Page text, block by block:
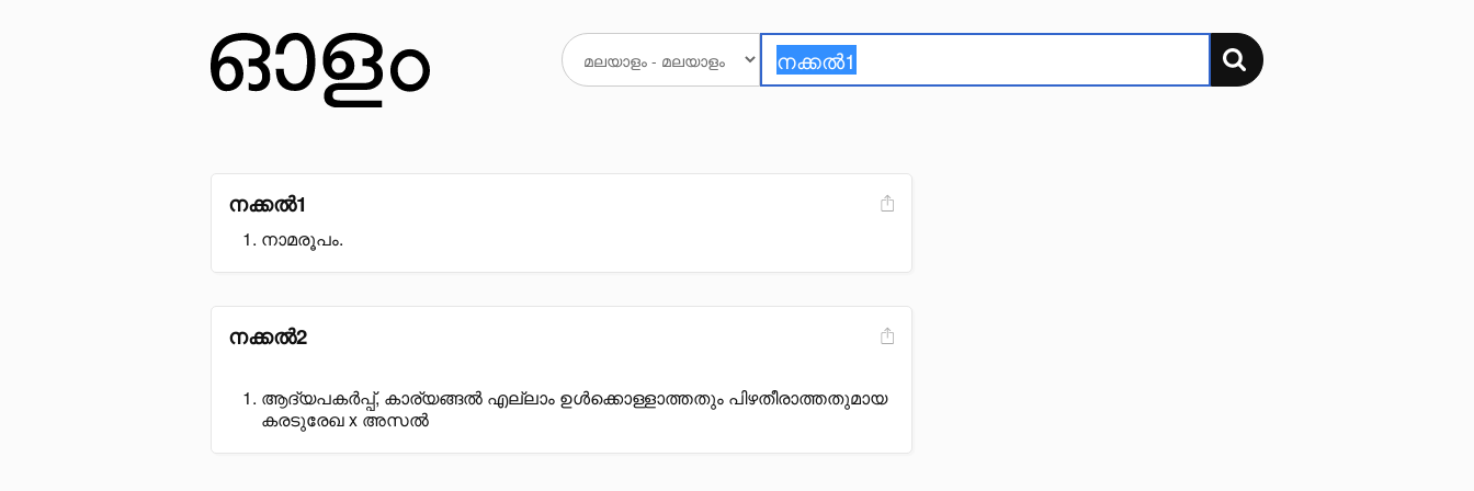
നക്കൽ1
നാമരൂപം.
നക്കൽ2
ആദ്യപകർപ്പ്, കാര്യങ്ങൽ എല്ലാം ഉൾക്കൊള്ളാത്തതും പിഴതീരാത്തതുമായ
കരടുരേഖ x അസൽ